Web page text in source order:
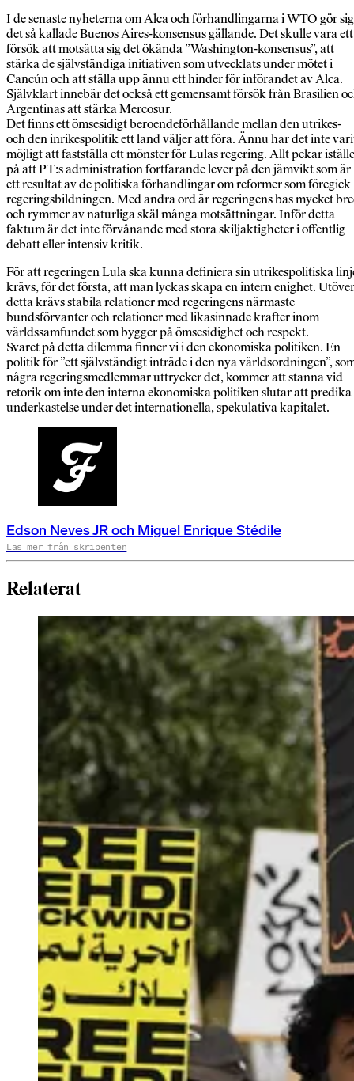
I de senaste nyheterna om Alca och förhandlingarna i WTO gör sig
det så kallade Buenos Aires-konsensus gällande. Det skulle vara ett
försök att motsätta sig det ökända ”Washington-konsensus”, att
stärka de självständiga initiativen som utvecklats under mötet i
Cancún och att ställa upp ännu ett hinder för införandet av Alca.
Självklart innebär det också ett gemensamt försök från Brasilien
Argentinas att stärka Mercosur.
Det finns ett ömsesidigt beroendeförhållande mellan den utrikes-
och den inrikespolitik ett land väljer att föra. Ännu har det inte
möjligt att fastställa ett mönster för Lulas regering. Allt pekar
på att PT:s administration fortfarande lever på den jämvikt som är
ett resultat av de politiska förhandlingar om reformer som föregick
regeringsbildningen. Med andra ord är regeringens bas mycket
och rymmer av naturliga skäl många motsättningar. Inför detta
faktum är det inte förvånande med stora skiljaktigheter i offentlig
debatt eller intensiv kritik.
För att regeringen Lula ska kunna definiera sin utrikespolitiska
krävs, för det första, att man lyckas skapa en intern enighet. Utöver
detta krävs stabila relationer med regeringens närmaste
bundsförvanter och relationer med likasinnade krafter inom
världssamfundet som bygger på ömsesidighet och respekt.
Svaret på detta dilemma finner vi i den ekonomiska politiken. En
politik för ”ett självständigt inträde i den nya världsordningen”,
några regeringsmedlemmar uttrycker det, kommer att stanna vid
retorik om inte den interna ekonomiska politiken slutar att predika
underkastelse under det internationella, spekulativa kapitalet.
Edson Neves JR och Miguel Enrique Stédile
Läs mer från skribenten
Relaterat